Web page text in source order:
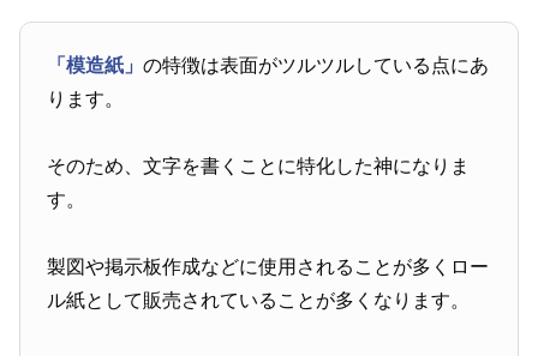
「模造紙」の特徴は表面がツルツルしている点にあ
ります。
そのため、文字を書くことに特化した神になりま
す。
製図や掲示板作成などに使用されることが多くロー
ル紙として販売されていることが多くなります。